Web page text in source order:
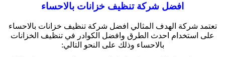
افضل شركة تنظيف خزانات بالاحساء
تعتمد شركة الهدف المثالي افضل شركة تنظيف خزانات بالاحساء
على استخدام احدث الطرق وافضل الكوادر في تنظيف الخزانات
بالاحساء وذلك على النحو التالي: